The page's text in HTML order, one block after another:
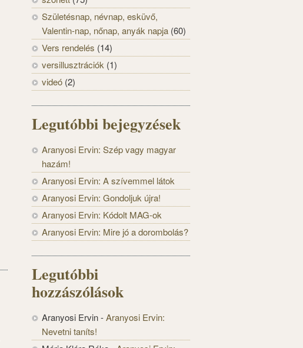
Születésnap, névnap, esküvő,
Valentin-nap, nőnap, anyák napja (60)
Vers rendelés (14)
versillusztrációk (1)
videó (2)
Legutóbbi bejegyzések
Aranyosi Ervin: Szép vagy magyar
hazám!
Aranyosi Ervin: A szívemmel látok
Aranyosi Ervin: Gondoljuk újra!
Aranyosi Ervin: Kódolt MAG-ok
Aranyosi Ervin: Mire jó a dorombolás?
Legutóbbi
hozzászólások
Aranyosi Ervin-Aranyosi Ervin:
Nevetni taníts!